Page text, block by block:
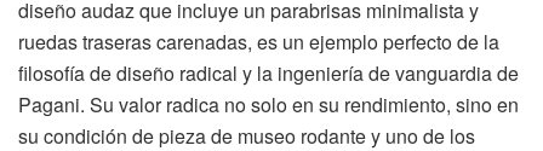
diseño audaz que incluye un parabrisas minimalista y
ruedas traseras carenadas, es un ejemplo perfecto de la
filosofía de diseño radical y la ingeniería de vanguardia de
Pagani. Su valor radica no solo en su rendimiento, sino en
su condición de pieza de museo rodante y uno de los